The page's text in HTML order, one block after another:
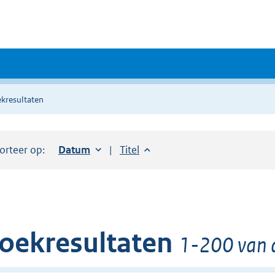
op: Sorteer op:
Datum oplopendSorteer op:
Titel oplopend
1-200 van